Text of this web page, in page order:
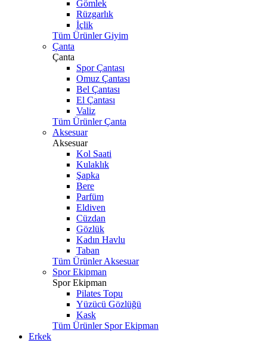
Gömlek
Rüzgarlık
İçlik
Tüm Ürünler Giyim
Çanta
Çanta
Spor Çantası
Omuz Çantası
Bel Çantası
El Çantası
Valiz
Tüm Ürünler Çanta
Aksesuar
Aksesuar
Kol Saati
Kulaklık
Şapka
Bere
Parfüm
Eldiven
Cüzdan
Gözlük
Kadın Havlu
Taban
Tüm Ürünler Aksesuar
Spor Ekipman
Spor Ekipman
Pilates Topu
Yüzücü Gözlüğü
Kask
Tüm Ürünler Spor Ekipman
Erkek